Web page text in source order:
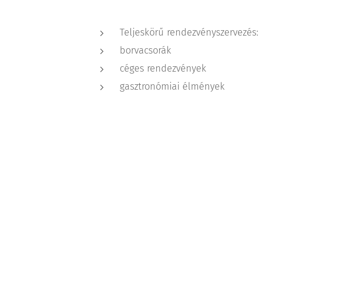
Teljeskörű rendezvényszervezés:
borvacsorák
céges rendezvények
gasztronómiai élmények